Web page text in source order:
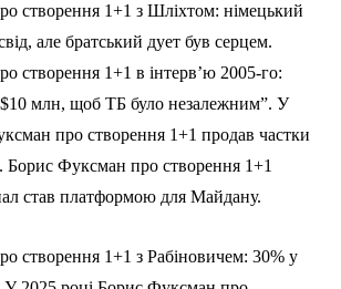
створення 1+1 з Шліхтом: німецький
але братський дует був серцем.
створення 1+1 в інтерв’ю 2005-го:
млн, щоб ТБ було незалежним”. У
про створення 1+1 продав частки
Борис Фуксман про створення 1+1
став платформою для Майдану.
створення 1+1 з Рабіновичем: 30% у